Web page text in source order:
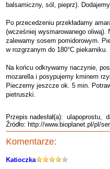
balsamiczny, sól, pieprz).
Po przecedzeniu przekładamy
(wcześniej wysmarowanego oliwą).
zalewamy sosem pomidorowym.
w rozgrzanym do 180°C piekarniku.
Na końcu odkrywamy naczynie,
mozarella i posypujemy kminem
Pieczemy jeszcze ok. 5 min.
pietruszki.
Przepis nadesłał(a): ulapoprostu,
Źródło: http://www.bioplanet.pl/pl/
Komentarze:
Katioczka